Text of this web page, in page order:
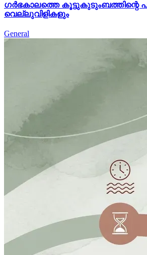
ഗർഭകാലത്തെ കൂട്ടുകുടുംബത്തിന്റെ
വെല്ലുവിളികളും
General